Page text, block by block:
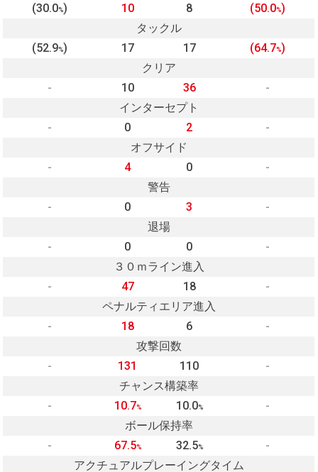
(30.0%) 10 8 (50.0%)
タックル
(52.9%) 17 17 (64.7%)
クリア
-
10 36
-
インターセプト
-
0 2
-
オフサイド
-
4 0
-
警告
-
0 3
-
退場
-
0 0
-
３０ｍライン進入
-
47 18
-
ペナルティエリア進入
-
18 6
-
攻撃回数
-
131 110
-
チャンス構築率
-
10.7% 10.0%
-
ボール保持率
-
67.5% 32.5%
-
アクチュアルプレーイングタイム